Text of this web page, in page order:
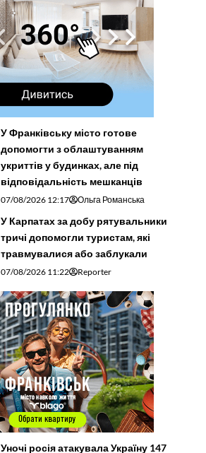
У Франківську місто готове
допомогти з облаштуванням
укриттів у будинках, але під
відповідальність мешканців
07/08/2026 12:17 Ольга Романська
У Карпатах за добу рятувальники
тричі допомогли туристам, які
травмувалися або заблукали
07/08/2026 11:22 Reporter
Уночі росія атакувала Україну 147